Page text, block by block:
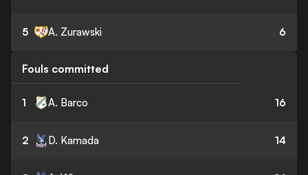
5 A. Zurawski 6
Fouls committed
1 A. Barco 16
2 D. Kamada 14